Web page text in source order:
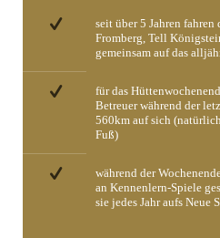
seit über 5 Jahren
Fromberg, Tell
gemeinsam auf das
für das
Betreuer während der
560km auf sich
Fuß)
während der
an Kennenlern-Spiele
sie jedes Jahr aufs Neue